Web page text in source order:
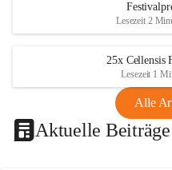
Lesezeit 2
25x Cellensis
Lesezeit 1
Alle
Aktuelle Beiträge